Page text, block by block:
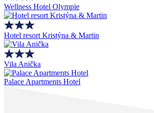
Wellness Hotel Olympie
Hotel resort Kristýna & Martin
Vila Anička
Palace Apartments Hotel